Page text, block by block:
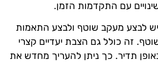
עם התקדמות הזמן.
לבצע מעקב שוטף ולבצע התאמות
זה כולל גם הצבת יעדיים קצרי
תדיר. כך ניתן להעריך מחדש את